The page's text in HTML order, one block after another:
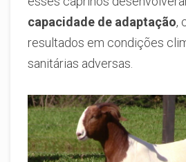
capacidade de adaptação,
resultados em condições
sanitárias adversas.